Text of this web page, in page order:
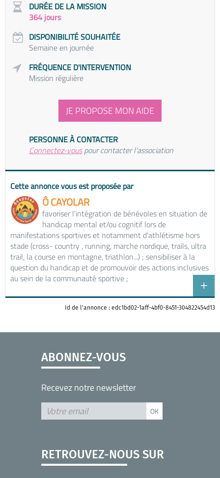
DURÉE DE LA MISSION
364 jours
DISPONIBILITÉ SOUHAITÉE
Semaine en journée
FRÉQUENCE D'INTERVENTION
Mission régulière
JE PROPOSE MON AIDE
PERSONNE À CONTACTER
Connectez-vouspour contacter l'association
Cette annonce vous est proposée par
Ô CAYOLAR
favoriser l'intégration de bénévoles en situation de
handicap mental et/ou cognitif lors de
manifestations sportives et notamment d'athlétisme hors
stade (cross- country , running, marche nordique, trails, ultra
trail, la course en montagne, triathlon...) ; sensibiliser à la
question du handicap et de promouvoir des actions inclusives
au sein de la communauté sportive ;
Id de l'annonce : edc1bd02-1aff-4bf0-8451-304822454d13
ABONNEZ-VOUS
Recevez notre newsletter
RETROUVEZ-NOUS SUR